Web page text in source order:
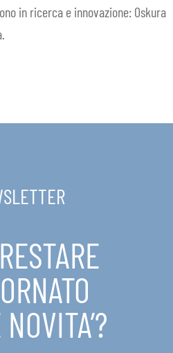
il
in ricerca e innovazione: Oskura